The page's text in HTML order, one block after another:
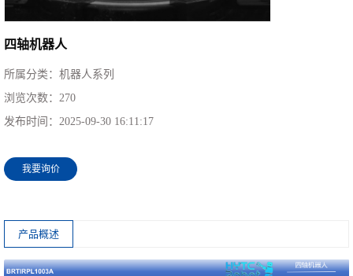
四轴机器人
所属分类： 机器人系列
浏览次数： 270
发布时间： 2025-09-30 16:11:17
我要询价
产品概述